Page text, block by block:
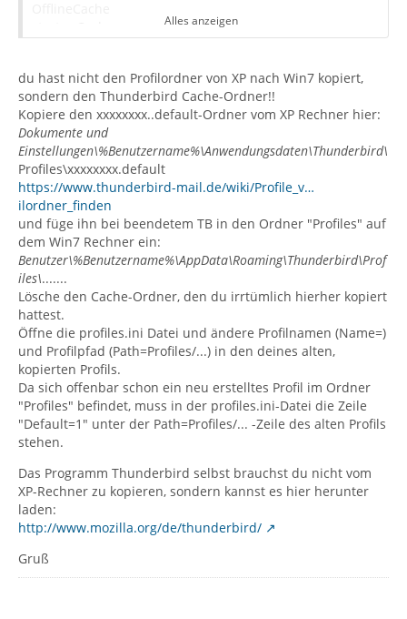
urlclassifier3
Alles anzeigen
du hast nicht den Profilordner von XP nach Win7 kopiert,
sondern den Thunderbird Cache-Ordner!!
Kopiere den xxxxxxxx..default-Ordner vom XP Rechner hier:
Dokumente und
Einstellungen\%Benutzername%\Anwendungsdaten\Thunderbird\
Profiles\xxxxxxxx.default
https://www.thunderbird-mail.de/wiki/Profile_v…
ilordner_finden
und füge ihn bei beendetem TB in den Ordner "Profiles" auf
dem Win7 Rechner ein:
Benutzer\%Benutzername%\AppData\Roaming\Thunderbird\Prof
iles\.......
Lösche den Cache-Ordner, den du irrtümlich hierher kopiert
hattest.
Öffne die profiles.ini Datei und ändere Profilnamen (Name=)
und Profilpfad (Path=Profiles/...) in den deines alten,
kopierten Profils.
Da sich offenbar schon ein neu erstelltes Profil im Ordner
"Profiles" befindet, muss in der profiles.ini-Datei die Zeile
"Default=1" unter der Path=Profiles/... -Zeile des alten Profils
stehen.
Das Programm Thunderbird selbst brauchst du nicht vom
XP-Rechner zu kopieren, sondern kannst es hier herunter
laden:
http://www.mozilla.org/de/thunderbird/
Gruß